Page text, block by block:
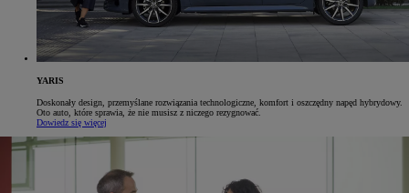
YARIS
Doskonały design, przemyślane rozwiązania technologiczne, komfort i oszczędny napęd hybrydowy.
Oto auto, które sprawia, że nie musisz z niczego rezygnować.
Dowiedz się więcej